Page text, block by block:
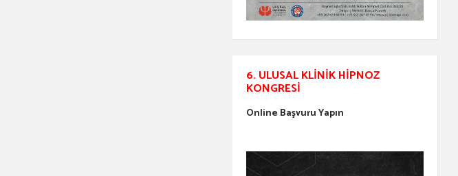
6. ULUSAL KLINIK HIPNOZ
KONGRESI
Online Başvuru Yapın